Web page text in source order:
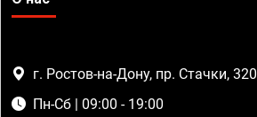
г. Ростов-на-Дону, пр. Стачки, 320
Пн-Сб | 09:00 - 19:00